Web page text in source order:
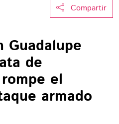
Compartir
Guadalupe
de
el
armado